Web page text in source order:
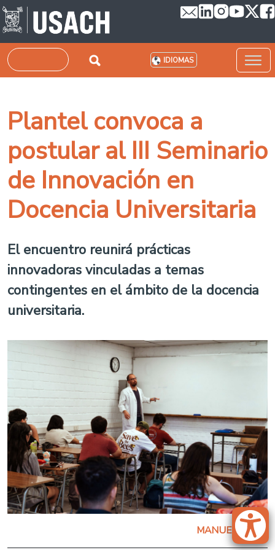
Pasar al contenido principal
Buscar IDIOMAS
Plantel convoca a
postular al III Seminario
de Innovación en
Docencia Universitaria
El encuentro reunirá prácticas
innovadoras vinculadas a temas
contingentes en el ámbito de la docencia
universitaria.
MANUEL URRA